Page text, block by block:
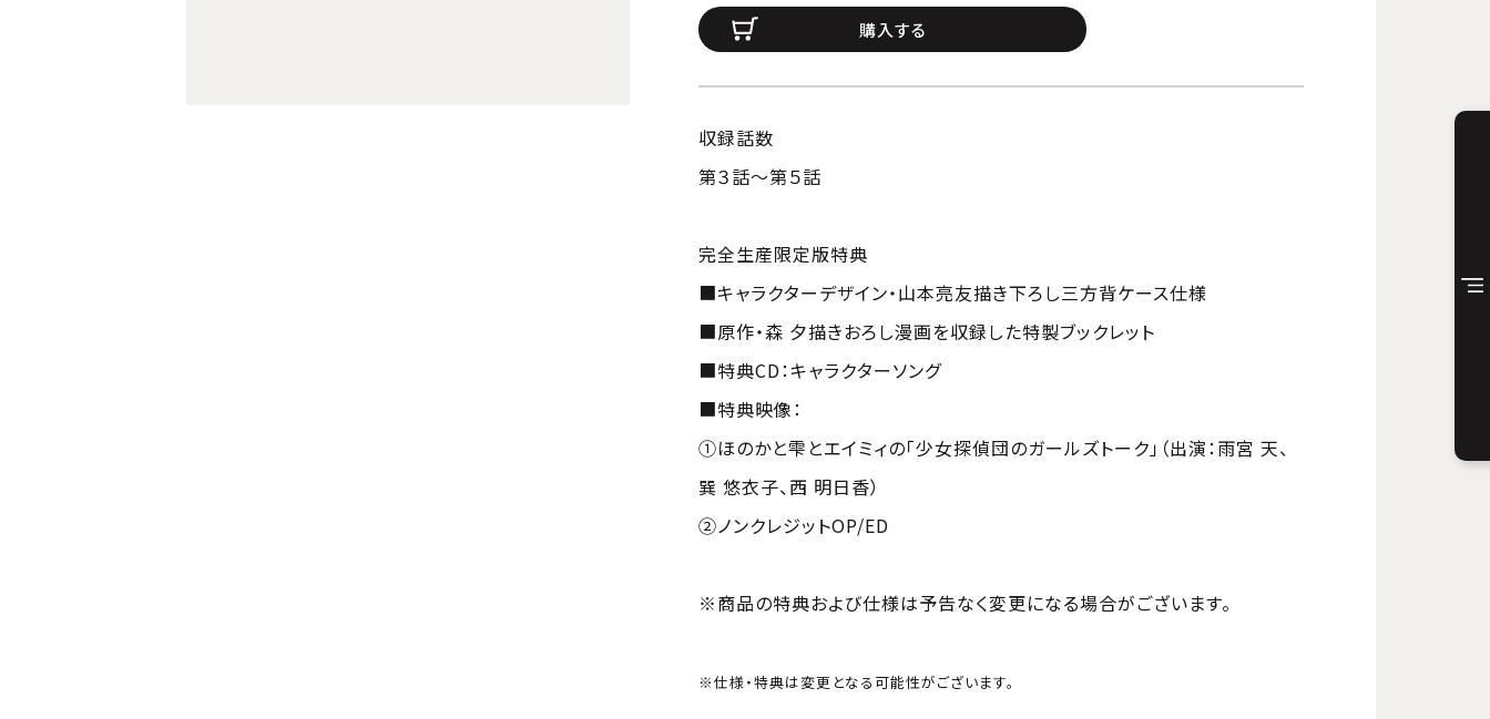
購入する
収録話数
第３話～第５話
完全生産限定版特典
■キャラクターデザイン・山本亮友描き下ろし三方背ケース仕様
■原作・森 夕描きおろし漫画を収録した特製ブックレット
■特典CD：キャラクターソング
■特典映像：
①ほのかと雫とエイミィの「少女探偵団のガールズトーク」（出演：雨宮 天、
巽 悠衣子、西 明日香）
②ノンクレジットOP/ED
※商品の特典および仕様は予告なく変更になる場合がございます。
※仕様・特典は変更となる可能性がございます。